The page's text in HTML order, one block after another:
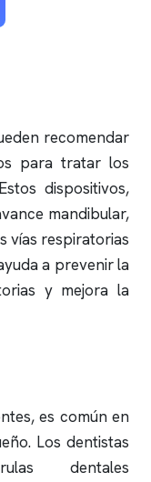
recomendar
para tratar los
dispositivos,
mandibular,
vías respiratorias
a prevenir la
y mejora la
es común en
Los dentistas
dentales